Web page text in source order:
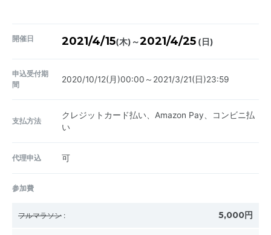
開催日 2021/4/15(木) ～2021/4/25(日)
申込受付期
間
2020/10/12(月)00:00～2021/3/21(日)23:59
支払方法
クレジットカード払い、Amazon Pay、コンビニ払
い
代理申込 可
参加費
フルマラソン : 5,000円